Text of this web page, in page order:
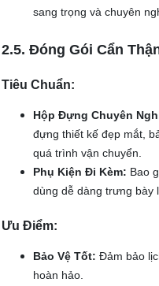
sang trọng và chuyên
2.5. Đóng Gói Cẩn
Tiêu Chuẩn:
Hộp Đựng Chuyên
đựng thiết kế đẹp mắt,
quá trình vận chuyển.
Phụ Kiện Đi Kèm: Bao
dùng dễ dàng trưng bày
Ưu Điểm:
Bảo Vệ Tốt: Đảm bảo
hoàn hảo.